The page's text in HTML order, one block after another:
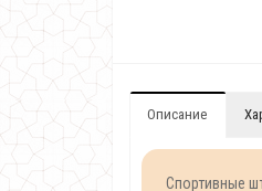
Описание
Спортивные